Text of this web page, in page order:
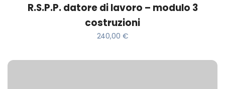
R.S.P.P. datore di lavoro – modulo 3
costruzioni
240,00 €